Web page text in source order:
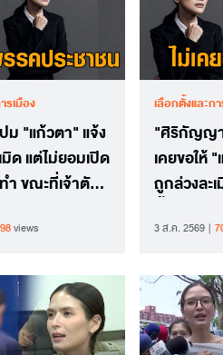
รเมือง
ม "แก้วตา" แจ้ง
ด แต่ไม่ยอมเปิด
ำ ขณะที่เจ้าตัว
98views
เลือกตั้งและก
"ศิริกัญญ
เคยขอให้
ถูกล่วงละเมิด พร้อ
กระทำ
3 ส.ค. 2569